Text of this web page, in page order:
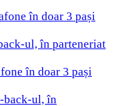
în doar 3 pași
ul, în parteneriat
în doar 3 pași
back-ul, în